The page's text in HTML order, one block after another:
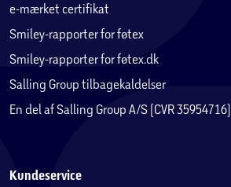
e-mærket certifikat
Smiley-rapporter for føtex
Smiley-rapporter for føtex.dk
Salling Group tilbagekaldelser
En del af Salling Group A/S (CVR 35954716)
Kundeservice